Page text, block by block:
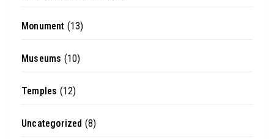
Monument (13)
Museums (10)
Temples (12)
Uncategorized (8)